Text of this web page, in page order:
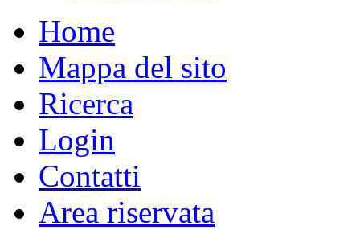
Home
Mappa del sito
Ricerca
Login
Contatti
Area riservata